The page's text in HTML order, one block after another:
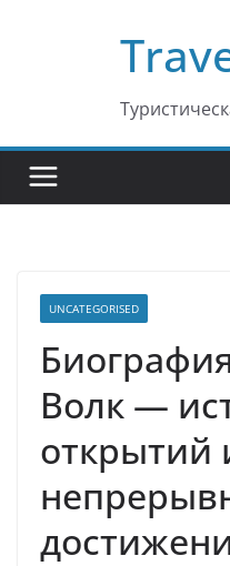
UNCATEGORISED
Волк —
открытий